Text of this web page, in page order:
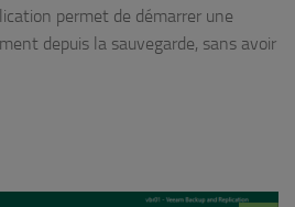
permet de démarrer une
depuis la sauvegarde, sans avoir